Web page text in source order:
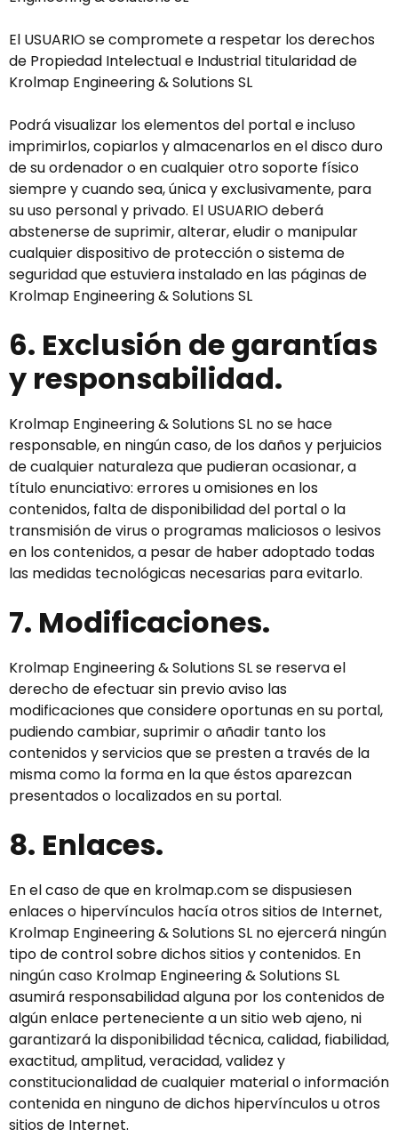
El USUARIO se compromete a respetar los derechos
de Propiedad Intelectual e Industrial titularidad de
Krolmap Engineering & Solutions SL
Podrá visualizar los elementos del portal e incluso
imprimirlos, copiarlos y almacenarlos en el disco duro
de su ordenador o en cualquier otro soporte físico
siempre y cuando sea, única y exclusivamente, para
su uso personal y privado. El USUARIO deberá
abstenerse de suprimir, alterar, eludir o manipular
cualquier dispositivo de protección o sistema de
seguridad que estuviera instalado en las páginas de
Krolmap Engineering & Solutions SL
6. Exclusión de garantías
y responsabilidad.
Krolmap Engineering & Solutions SL no se hace
responsable, en ningún caso, de los daños y perjuicios
de cualquier naturaleza que pudieran ocasionar, a
título enunciativo: errores u omisiones en los
contenidos, falta de disponibilidad del portal o la
transmisión de virus o programas maliciosos o lesivos
en los contenidos, a pesar de haber adoptado todas
las medidas tecnológicas necesarias para evitarlo.
7. Modificaciones.
Krolmap Engineering & Solutions SL se reserva el
derecho de efectuar sin previo aviso las
modificaciones que considere oportunas en su portal,
pudiendo cambiar, suprimir o añadir tanto los
contenidos y servicios que se presten a través de la
misma como la forma en la que éstos aparezcan
presentados o localizados en su portal.
8. Enlaces.
En el caso de que en krolmap.com se dispusiesen
enlaces o hipervínculos hacía otros sitios de Internet,
Krolmap Engineering & Solutions SL no ejercerá ningún
tipo de control sobre dichos sitios y contenidos. En
ningún caso Krolmap Engineering & Solutions SL
asumirá responsabilidad alguna por los contenidos de
algún enlace perteneciente a un sitio web ajeno, ni
garantizará la disponibilidad técnica, calidad, fiabilidad,
exactitud, amplitud, veracidad, validez y
constitucionalidad de cualquier material o información
contenida en ninguno de dichos hipervínculos u otros
sitios de Internet.